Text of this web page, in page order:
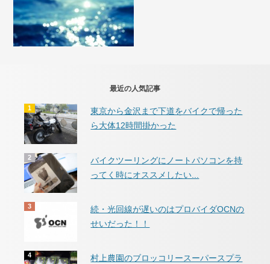
最近の人気記事
東京から金沢まで下道をバイクで帰った
ら大体12時間掛かった
バイクツーリングにノートパソコンを持
ってく時にオススメしたい...
続・光回線が遅いのはプロバイダOCNの
せいだった！！
村上農園のブロッコリースーパースプラ